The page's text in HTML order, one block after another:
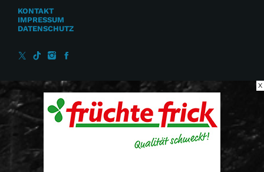
KONTAKT
IMPRESSUM
DATENSCHUTZ
X